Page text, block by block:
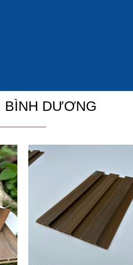
BÌNH DƯƠNG